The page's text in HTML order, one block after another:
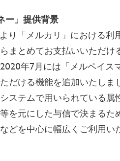
ー」提供背景
り「メルカリ」における
まとめてお支払いいただ
年7月には「メルペイ
だける機能を追加いたし
ステムで用いられている
を元にした与信で決まる
どを中心に幅広くご利用